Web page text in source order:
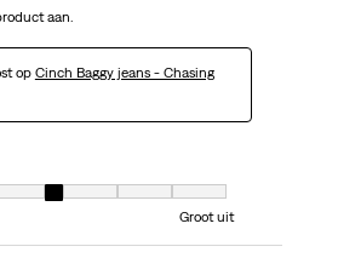
aan.
op Cinch Baggy jeans - Chasing
1 gelijk is aan Klein uit en 7 gelijk is aan Groot uit
Groot uit